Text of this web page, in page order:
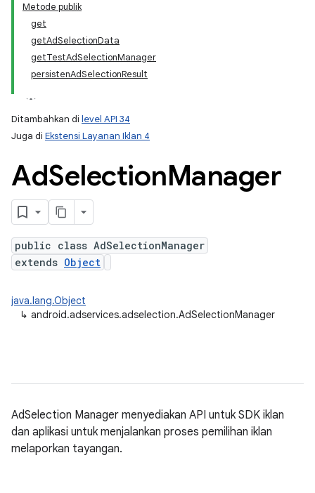
Metode publik
get
getAdSelectionData
getTestAdSelectionManager
persistenAdSelectionResult
Ditambahkan di level API 34
Juga di Ekstensi Layanan Iklan 4
AdSelectionManager
public class AdSelectionManager
extends Object
java.lang.Object
↳ android.adservices.adselection.AdSelectionManager
AdSelection Manager menyediakan API untuk SDK iklan
dan aplikasi untuk menjalankan proses pemilihan iklan
melaporkan tayangan.